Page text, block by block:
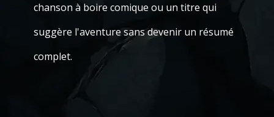
chanson à boire comique ou un titre qui
suggère l'aventure sans devenir un résumé
complet.